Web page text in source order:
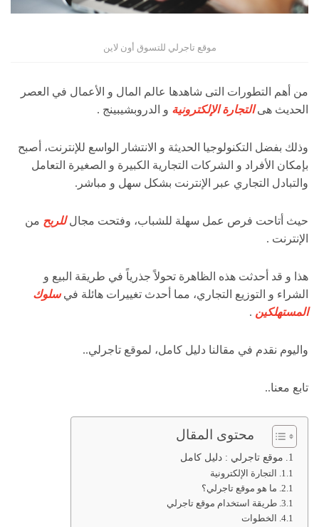
موقع تاجرلي للتسوق أون لاين
من أهم التطورات التى شاهدها عالم المال و الأعمال في العصر
الحديث هىالتجارة الإلكترونية و الدروبشيبينج .
وذلك بفضل التكنولوجيا الحديثة و الانتشار الواسع للإنترنت، أصبح
بإمكان الأفراد و الشركات التجارية الكبيرة و الصغيرة التعامل
والتبادل التجاري عبر الإنترنت بشكل سهل و مباشر.
حيث أتاحت فرص عمل سهلة للشباب، وفتحت مجالللربح من
الإنترنت .
هذا و قد أحدثت هذه الظاهرة تحولاً جذرياً في طريقة البيع و
الشراء و التوزيع التجاري، مما أحدث تغييرات هائلة فيسلوك
المستهلكين .
واليوم نقدم في مقالنا دليل كامل، لموقع تاجرلي..
تابع معنا..
محتوى المقال
موقع تاجرلي : دليل كامل
التجارة الإلكترونية
ما هو موقع تاجرلي؟
طريقة استخدام موقع تاجرلي
الخطوات